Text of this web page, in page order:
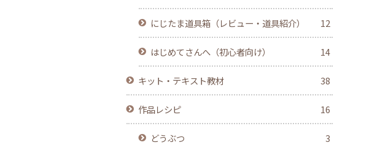
にじたま道具箱（レビュー・道具紹介） 12
はじめてさんへ（初心者向け） 14
キット・テキスト教材 38
作品レシピ 16
どうぶつ 3